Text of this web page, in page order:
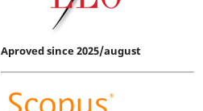
Aproved since 2025/august